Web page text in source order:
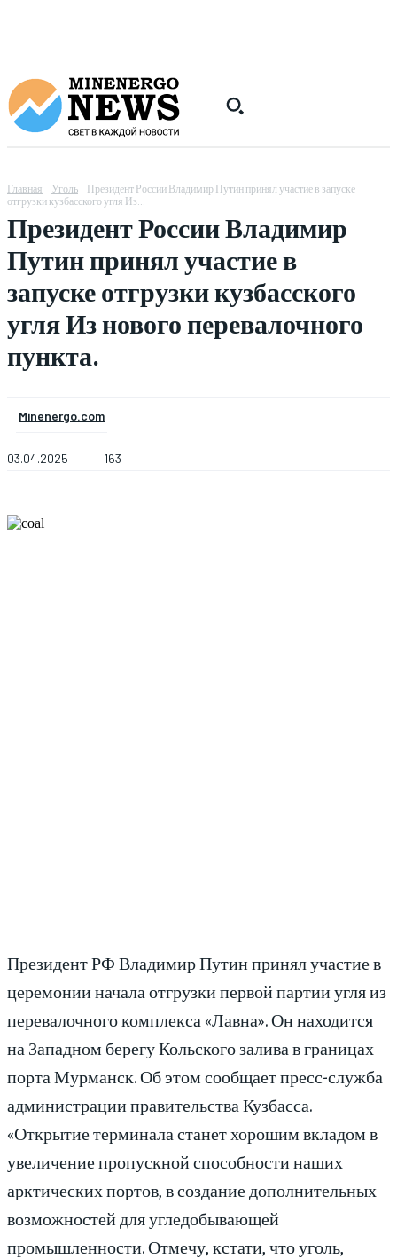
Главная Уголь
Президент России Владимир Путин принял участие в запуске
отгрузки кузбасского угля Из...
Президент России Владимир
Путин принял участие в
запуске отгрузки кузбасского
угля Из нового перевалочного
пункта.
Minenergo.com
03.04.2025 163
Президент РФ Владимир Путин принял участие в
церемонии начала отгрузки первой партии угля из
перевалочного комплекса «Лавна». Он находится
на Западном берегу Кольского залива в границах
порта Мурманск. Об этом сообщает пресс-служба
администрации правительства Кузбасса.
«Открытие терминала станет хорошим вкладом в
увеличение пропускной способности наших
арктических портов, в создание дополнительных
возможностей для угледобывающей
промышленности. Отмечу, кстати, что уголь,